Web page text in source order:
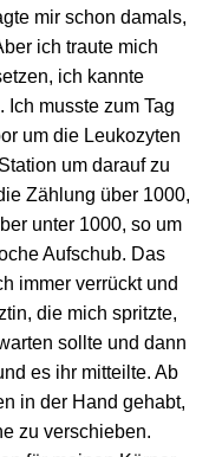
mir schon damals,
ich traute mich
ich kannte
. Ich musste zum Tag
um die Leukozyten
um darauf zu
Zählung über 1000,
unter 1000, so um
Aufschub. Das
immer verrückt und
die mich spritzte,
sollte und dann
es ihr mitteilte. Ab
in der Hand gehabt,
zu verschieben.